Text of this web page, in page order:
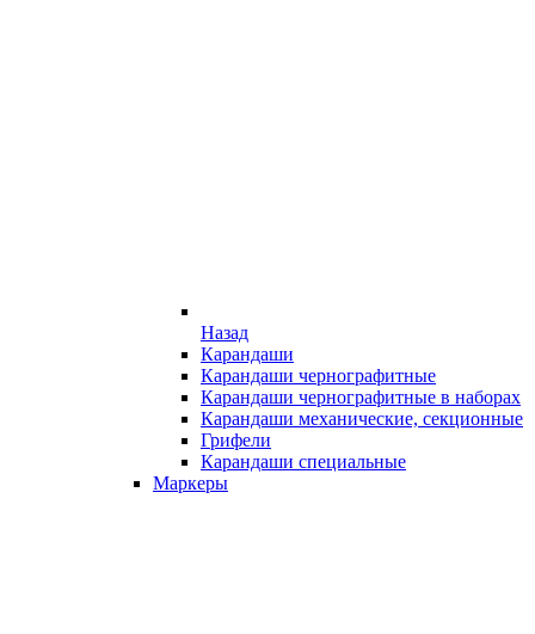
Назад
Карандаши
Карандаши чернографитные
Карандаши чернографитные в наборах
Карандаши механические, секционные
Грифели
Карандаши специальные
Маркеры